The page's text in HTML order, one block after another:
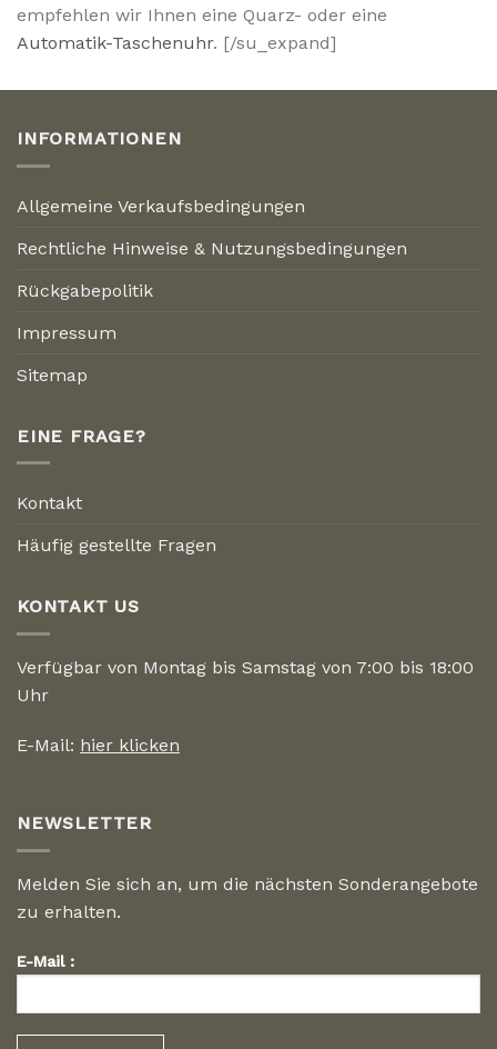
empfehlen wir Ihnen eine Quarz- oder eine
Automatik-Taschenuhr. [/su_expand]
INFORMATIONEN
Allgemeine Verkaufsbedingungen
Rechtliche Hinweise & Nutzungsbedingungen
Rückgabepolitik
Impressum
Sitemap
EINE FRAGE?
Kontakt
Häufig gestellte Fragen
KONTAKT US
Verfügbar von Montag bis Samstag von 7:00 bis 18:00
Uhr
E-Mail: hier klicken
NEWSLETTER
Melden Sie sich an, um die nächsten Sonderangebote
zu erhalten.
E-Mail :